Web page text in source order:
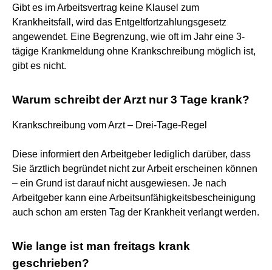
Gibt es im Arbeitsvertrag keine Klausel zum
Krankheitsfall, wird das Entgeltfortzahlungsgesetz
angewendet. Eine Begrenzung, wie oft im Jahr eine 3-
tägige Krankmeldung ohne Krankschreibung möglich ist,
gibt es nicht.
Warum schreibt der Arzt nur 3 Tage krank?
Krankschreibung vom Arzt – Drei-Tage-Regel
Diese informiert den Arbeitgeber lediglich darüber, dass
Sie ärztlich begründet nicht zur Arbeit erscheinen können
– ein Grund ist darauf nicht ausgewiesen. Je nach
Arbeitgeber kann eine Arbeitsunfähigkeitsbescheinigung
auch schon am ersten Tag der Krankheit verlangt werden.
Wie lange ist man freitags krank
geschrieben?